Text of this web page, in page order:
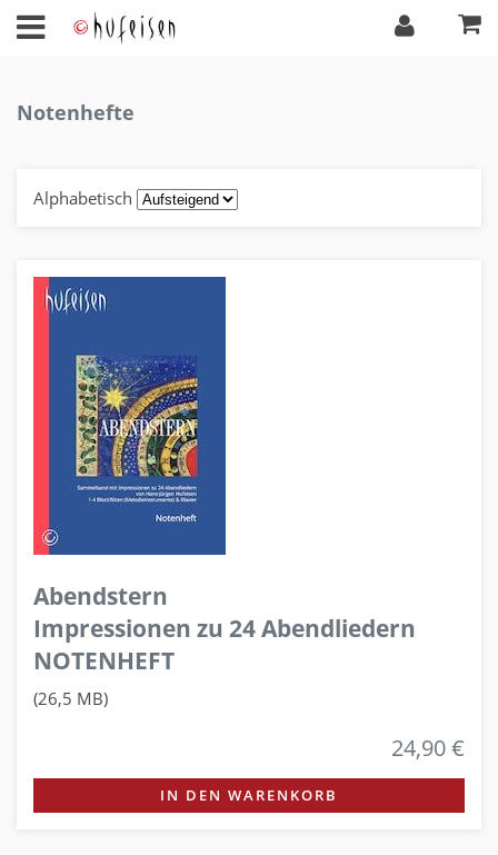
Notenhefte
Alphabetisch
Abendstern
Impressionen zu 24 Abendliedern
NOTENHEFT
(26,5 MB)
24,90 €
IN DEN WARENKORB